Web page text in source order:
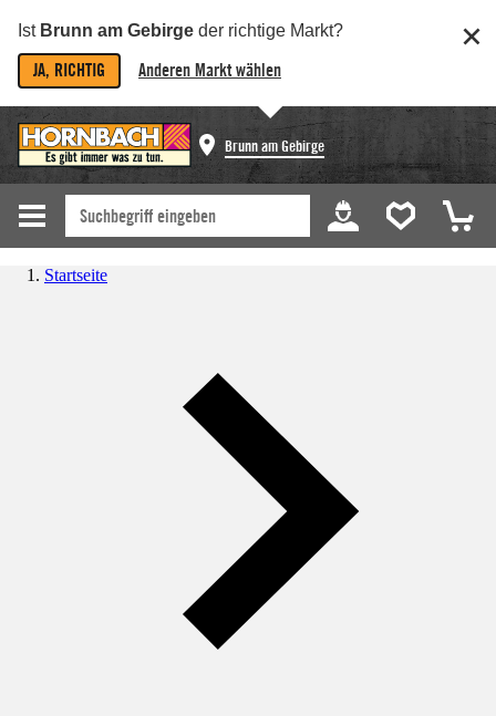
Ist Brunn am Gebirge der richtige Markt?
JA, RICHTIG Anderen Markt wählen
Brunn am Gebirge
Startseite